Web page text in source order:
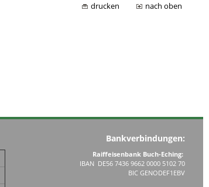
drucken nach oben
Bankverbindungen:
Raiffeisenbank Buch-Eching:
IBAN DE56 7436 9662 0000 5102 70
BIC GENODEF1EBV